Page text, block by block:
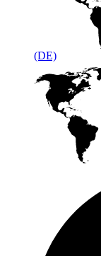
(DE)